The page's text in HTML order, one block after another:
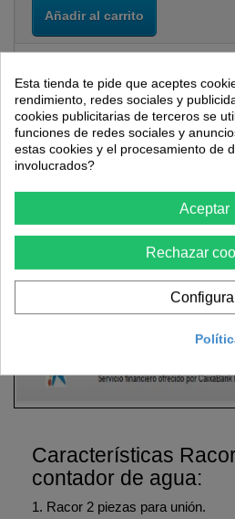
Añadir al carrito
En Ferretería VTC ofrecemos a
pago mediantefinanciacióna
en todas aquellas compras que
opciones de financiación una
seleccione la opción de pago
Características
contador de agua:
1. Racor 2 piezas para unión.
Esta tienda te pide que aceptes
rendimiento, redes sociales y
cookies publicitarias de terceros se
funciones de redes sociales y
estas cookies y el procesamiento de
involucrados?
Aceptar
Rechazar